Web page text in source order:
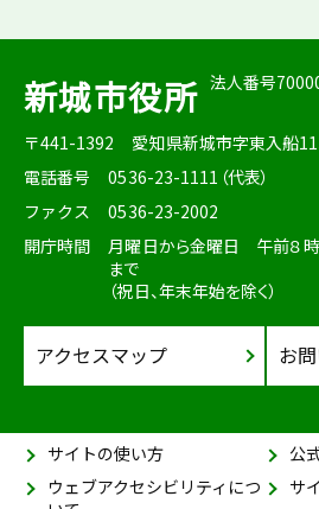
新城市役所 法人番号
〒441-1392
愛知県新城市字東入船
電話番号
0536-23-1111（代表）
ファクス
0536-23-2002
開庁時間
月曜日から金曜日 午前８時
まで
（祝日、年末年始を除く）
アクセスマップ お
サイトの使い方
公
ウェブアクセシビリティにつ
サ